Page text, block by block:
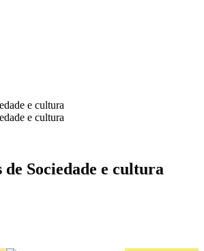
e cultura
e cultura
de Sociedade e cultura